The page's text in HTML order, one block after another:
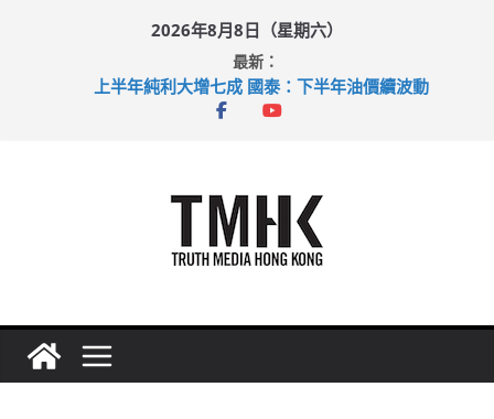
2026年8月8日（星期六）
最新：
上半年純利大增七成 國泰：下半年油價續波動
拜仁熱身賽挫維拉 啟德主場館奪錦標